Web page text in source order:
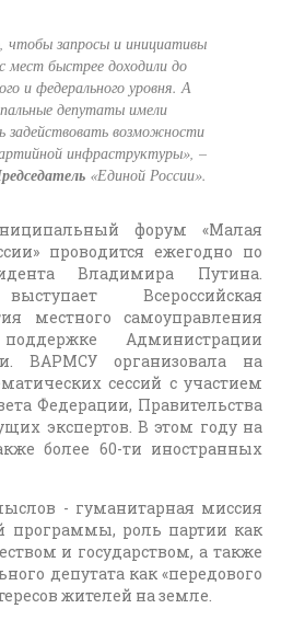
чтобы запросы и инициативы
мест быстрее доходили до
и федерального уровня. А
депутаты имели
задействовать возможности
инфраструктуры», –
«Единой России».
форум «Малая
проводится ежегодно по
Владимира Путина.
Всероссийская
местного самоуправления
Администрации
ВАРМСУ организовала на
сессий с участием
Федерации, Правительства
экспертов. В этом году на
более 60-ти иностранных
- гуманитарная миссия
программы, роль партии как
и государством, а также
депутата как «передового
жителей на земле.